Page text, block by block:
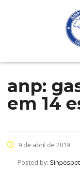
anp:
em 14
9 de abril de 2019
Posted by: